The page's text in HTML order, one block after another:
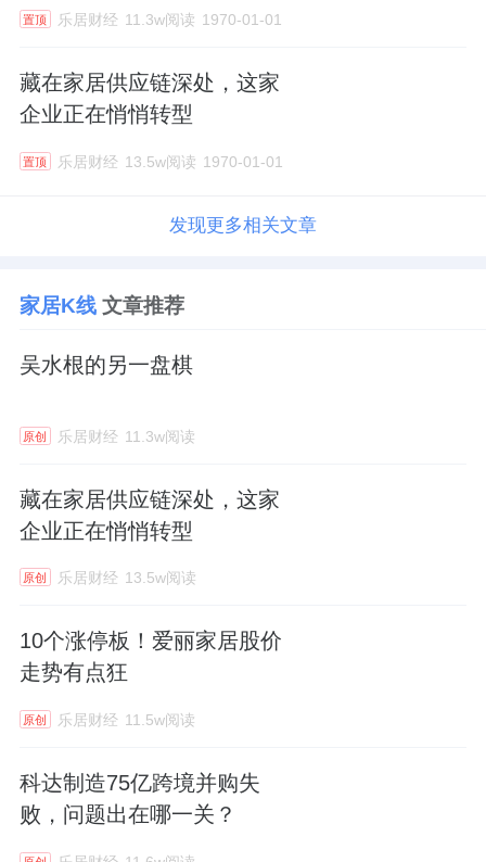
置顶 乐居财经 11.3w阅读 1970-01-01
藏在家居供应链深处，这家
企业正在悄悄转型
置顶 乐居财经 13.5w阅读 1970-01-01
发现更多相关文章
家居K线文章推荐
吴水根的另一盘棋
原创 乐居财经 11.3w阅读
藏在家居供应链深处，这家
企业正在悄悄转型
原创 乐居财经 13.5w阅读
10个涨停板！爱丽家居股价
走势有点狂
原创 乐居财经 11.5w阅读
科达制造75亿跨境并购失
败，问题出在哪一关？